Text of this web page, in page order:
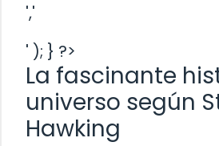
','
' ); } ?>
La fascinante
universo según
Hawking